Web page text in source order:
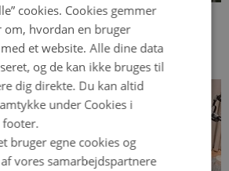
byplanlægning og
Gamba
relateret til
aspekter, og
bør involveres.
cookies. Cookies gemmer
om, hvordan en bruger
et website. Alle dine data
og de kan ikke bruges til
dig direkte. Du kan altid
under Cookies i
footer.
bruger egne cookies og
vores samarbejdspartnere